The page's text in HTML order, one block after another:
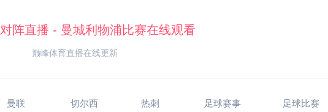
巅峰体育直播在线更新
曼联
切尔西
热刺
足球赛事
足球比赛